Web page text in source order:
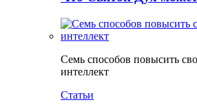
Семь способов повысить
интеллект
Статьи